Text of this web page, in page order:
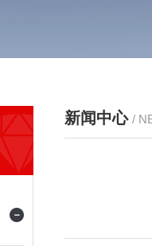
新闻中心 /